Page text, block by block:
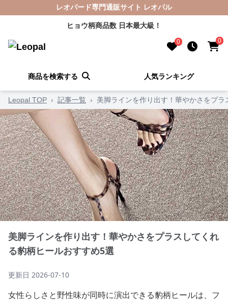
レオパード専門通販サイト レオパル
ヒョウ柄商品数 日本最大級！
0 0
商品を検索する 人気ランキング
Leopal TOP › 記事一覧 › 美脚ラインを作り出す！華やかさをプ
美脚ラインを作り出す！華やかさをプラスしてくれ
る豹柄ヒールおすすめ5選
更新日 2026-07-10
女性らしさと野性味が同時に演出できる豹柄ヒールは、フ